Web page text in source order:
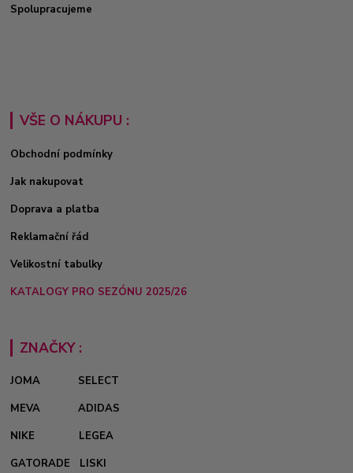
Spolupracujeme
VŠE O NÁKUPU :
Obchodní podmínky
Jak nakupovat
Doprava a platba
Reklamační řád
Velikostní tabulky
KATALOGY PRO SEZÓNU 2025/26
ZNAČKY :
JOMA
SELECT
MEVA
ADIDAS
NIKE
LEGEA
GATORADE
LISKI